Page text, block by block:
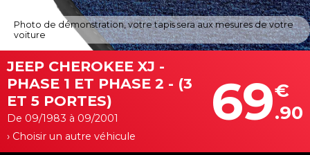
Photo de démonstration, votre tapis sera aux mesures de votre
voiture
JEEP CHEROKEE XJ -
PHASE 1 ET PHASE 2 - (3
ET 5 PORTES)
De 09/1983 à 09/2001
› Choisir un autre véhicule
69.90
€